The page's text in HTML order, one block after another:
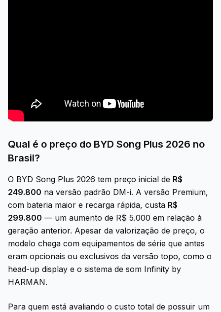
Qual é o preço do BYD Song Plus 2026 no
Brasil?
O BYD Song Plus 2026 tem preço inicial de R$
249.800 na versão padrão DM-i. A versão Premium,
com bateria maior e recarga rápida, custa R$
299.800 — um aumento de R$ 5.000 em relação à
geração anterior. Apesar da valorização de preço, o
modelo chega com equipamentos de série que antes
eram opcionais ou exclusivos da versão topo, como o
head-up display e o sistema de som Infinity by
HARMAN.
Para quem está avaliando o custo total de possuir um